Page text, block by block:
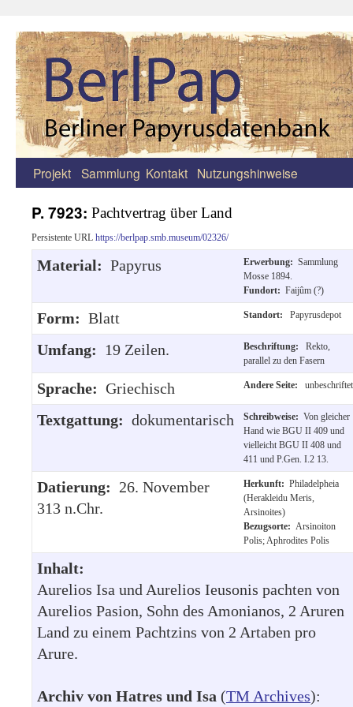
Zum
springen
Projekt Sammlung Kontakt Nutzungshinweise
P. 7923: Pachtvertrag über Land
Persistente URL https://berlpap.smb.museum/02326/
Material: Papyrus Erwerbung: Sammlung
Mosse 1894.
Fundort: Faijûm (?)
Form: Blatt Standort: Papyrusdepot
Umfang: 19 Zeilen. Beschriftung:
Rekto,
parallel zu den Fasern
Sprache: Griechisch Andere Seite: unbeschriftet
Textgattung: dokumentarisch Schreibweise: Von gleicher
Hand wie BGU II 409 und
vielleicht BGU II 408 und
411 und P.Gen. I.2 13.
Datierung: 26. November
313 n.Chr.
Herkunft: Philadelpheia
(Herakleidu Meris,
Arsinoites)
Bezugsorte: Arsinoiton
Polis; Aphrodites Polis
Inhalt:
Aurelios Isa und Aurelios Ieusonis pachten von
Aurelios Pasion, Sohn des Amonianos, 2 Aruren
Land zu einem Pachtzins von 2 Artaben pro
Arure.
Archiv von Hatres und Isa (TM Archives):